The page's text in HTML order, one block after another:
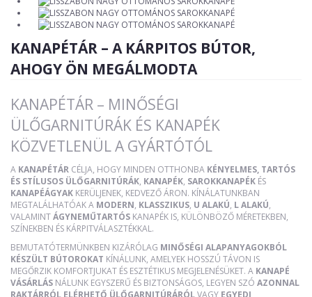
KANAPÉTÁR – A KÁRPITOS BÚTOR,
AHOGY ÖN MEGÁLMODTA
KANAPÉTÁR – MINŐSÉGI
ÜLŐGARNITÚRÁK ÉS KANAPÉK
KÖZVETLENÜL A GYÁRTÓTÓL
A KANAPÉTÁR CÉLJA, HOGY MINDEN OTTHONBA KÉNYELMES, TARTÓS
ÉS STÍLUSOS ÜLŐGARNITÚRÁK, KANAPÉK, SAROKKANAPÉK ÉS
KANAPÉÁGYAK KERÜLJENEK, KEDVEZŐ ÁRON. KÍNÁLATUNKBAN
MEGTALÁLHATÓAK A MODERN, KLASSZIKUS, U ALAKÚ, L ALAKÚ,
VALAMINTÁGYNEMŰTARTÓS KANAPÉK IS, KÜLÖNBÖZŐ MÉRETEKBEN,
SZÍNEKBEN ÉS KÁRPITVÁLASZTÉKKAL.
BEMUTATÓTERMÜNKBEN KIZÁRÓLAG MINŐSÉGI ALAPANYAGOKBÓL
KÉSZÜLT BÚTOROKAT KÍNÁLUNK, AMELYEK HOSSZÚ TÁVON IS
MEGŐRZIK KOMFORTJUKAT ÉS ESZTÉTIKUS MEGJELENÉSÜKET. A KANAPÉ
VÁSÁRLÁS NÁLUNK EGYSZERŰ ÉS BIZTONSÁGOS, LEGYEN SZÓ AZONNAL